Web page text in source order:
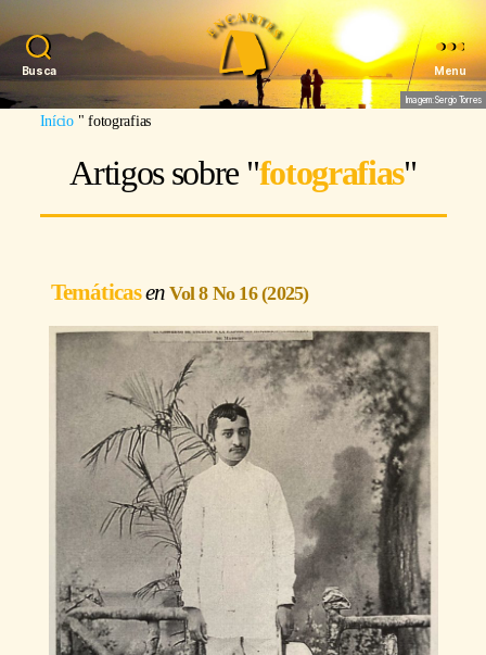
Busca Menu
Imagem: Sergio Torres
Início"fotografias
Artigos sobre "fotografias"
Temáticas Vol 8 No 16 (2025)